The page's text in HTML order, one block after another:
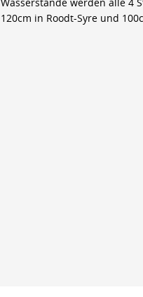
120cm in Roodt-Syre und